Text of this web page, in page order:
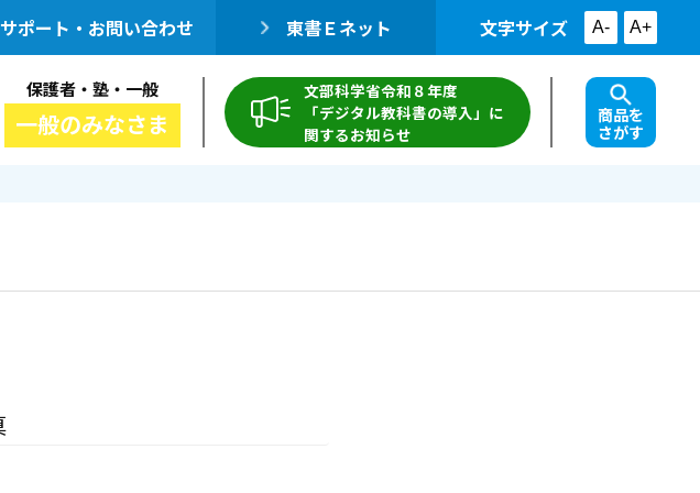
サポート・お問い合わせ 東書Ｅネット 文字サイズ A- A+
保護者・塾・一般
一般のみなさま
文部科学省令和８年度
「デジタル教科書の導入」に
関するお知らせ
商品を
さがす